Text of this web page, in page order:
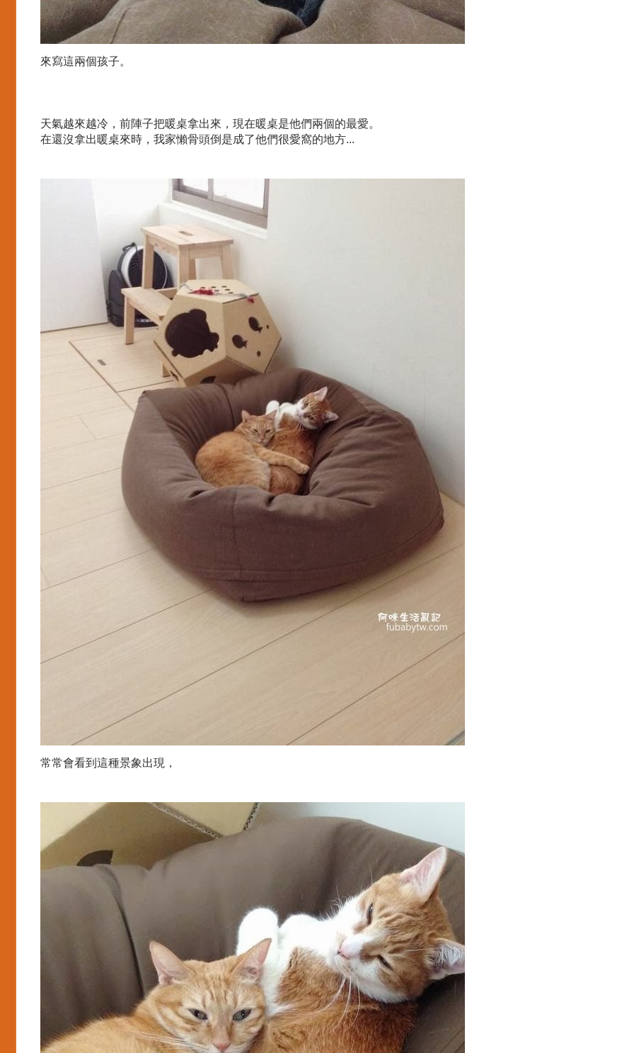
來寫這兩個孩子。
天氣越來越冷，前陣子把暖桌拿出來，現在暖桌是他們兩個的最愛。
在還沒拿出暖桌來時，我家懶骨頭倒是成了他們很愛窩的地方...
常常會看到這種景象出現，